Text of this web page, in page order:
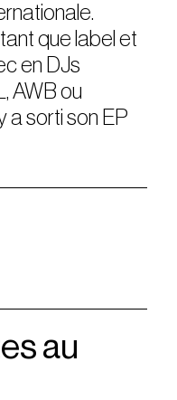
que label et
en DJs
AWB ou
a sorti son EP
au